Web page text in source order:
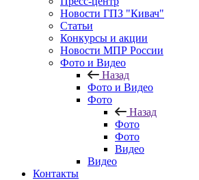
Новости ГПЗ "Кивач"
Статьи
Конкурсы и акции
Новости МПР России
Фото и Видео
Назад
Фото и Видео
Фото
Назад
Фото
Фото
Видео
Видео
Контакты